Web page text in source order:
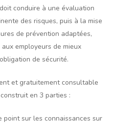
conduire à une évaluation
des risques, puis à la mise
de prévention adaptées,
employeurs de mieux
de sécurité.
et gratuitement consultable
en 3 parties :
point sur les connaissances sur